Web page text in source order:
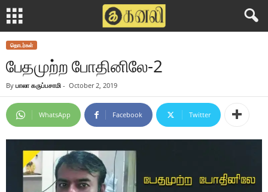
தொடர்கள்
பேதமுற்ற போதினிலே-2
By பாலா கருப்பசாமி - October 2, 2019
WhatsApp Facebook Twitter